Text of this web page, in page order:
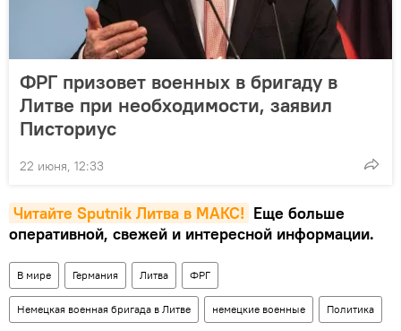
ФРГ призовет военных в бригаду в
Литве при необходимости, заявил
Писториус
22 июня, 12:33
Читайте Sputnik Литва в MAКС! Еще больше
оперативной, свежей и интересной информации.
В мире Германия Литва ФРГ
Немецкая военная бригада в Литве немецкие военные Политика